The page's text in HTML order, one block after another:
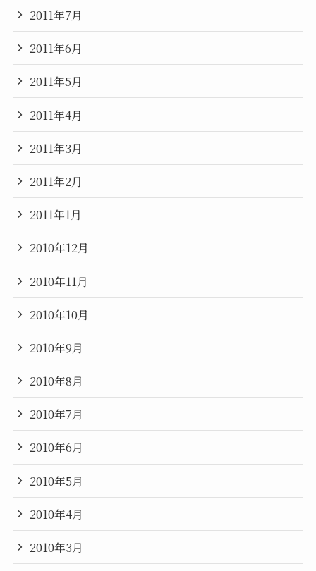
2011年7月
2011年6月
2011年5月
2011年4月
2011年3月
2011年2月
2011年1月
2010年12月
2010年11月
2010年10月
2010年9月
2010年8月
2010年7月
2010年6月
2010年5月
2010年4月
2010年3月